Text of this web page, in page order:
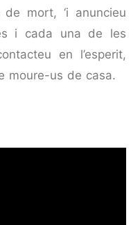
de mort, ‘i anuncieu
i cada una de les
en l’esperit,
moure-us de casa.